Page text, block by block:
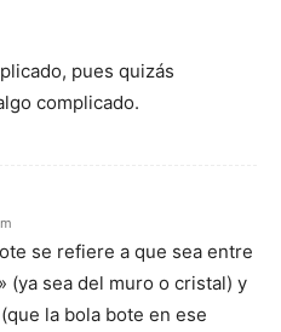
pues quizás
complicado.
se refiere a que sea entre
(ya sea del muro o cristal) y
la bola bote en ese